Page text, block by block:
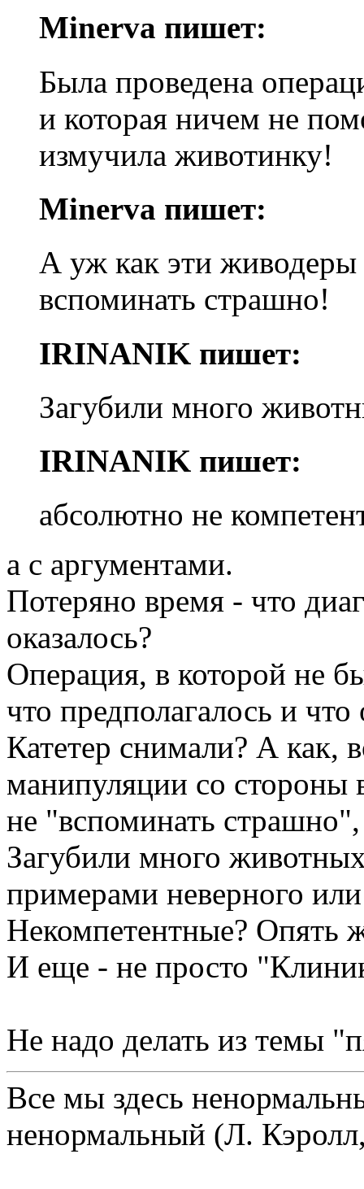
Minerva пишет:
Была проведена
и которая ничем не
измучила животинку!
Minerva пишет:
А уж как эти живодеры
вспоминать страшно!
IRINANIK пишет:
Загубили много
IRINANIK пишет:
абсолютно не
а с аргументами.
Потеряно время - что
оказалось?
Операция, в которой не
что предполагалось и что
Катетер снимали? А как,
манипуляции со стороны
не "вспоминать
Загубили много
примерами неверного
Некомпетентные? Опять
И еще - не просто
Не надо делать из темы
Все мы здесь
ненормальный (Л.